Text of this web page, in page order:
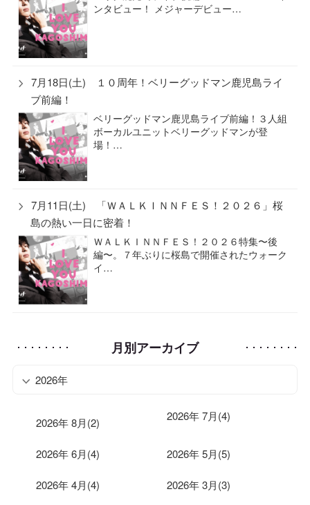
ンタビュー！ メジャーデビュー…
7月18日(土) １０周年！ベリーグッドマン鹿児島ライ
ブ前編！
ベリーグッドマン鹿児島ライブ前編！３人組
ボーカルユニットベリーグッドマンが登
場！…
7月11日(土) 「ＷＡＬＫＩＮＮＦＥＳ！２０２６」桜
島の熱い一日に密着！
ＷＡＬＫＩＮＮＦＥＳ！２０２６特集〜後
編〜。７年ぶりに桜島で開催されたウォーク
イ…
月別アーカイブ
2026年
2026年 8月(2) 2026年 7月(4)
2026年 6月(4) 2026年 5月(5)
2026年 4月(4) 2026年 3月(3)